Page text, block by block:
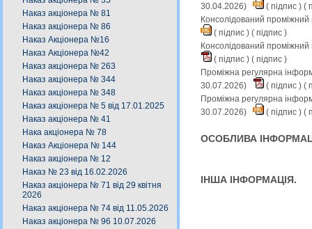
Наказ акціонера № 81
Наказ акціонера № 86
Наказ Акціонера №16
Наказ Акціонера №42
Наказ акціонера № 263
Наказ акціонера № 344
Наказ акціонера № 348
Наказ акціонера № 5 від 17.01.2025
Наказ акціонера № 41
Нака акціонера № 78
Наказ Акціонера № 144
Наказ акціонера № 12
Наказ № 23 від 16.02.2026
Наказ акціонера № 71 від 29 квітня
2026
Наказ акціонера № 74 від 11.05.2026
Наказ акціонера № 96 10.07.2026
30.04.2026)
( підпис ) (
Консолідований
( підпис ) ( підпис )
Консолідований
( підпис ) ( підпис )
Проміжна регулярна
30.07.2026)
( підпис ) (
Проміжна регулярна
30.07.2026)
( підпис ) (
ОСОБЛИВА
ІНША ІНФОРМАЦІЯ.